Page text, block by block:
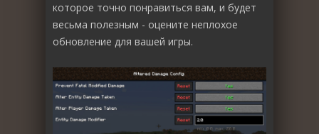
которое точно понравиться вам, и будет
весьма полезным - оцените неплохое
обновление для вашей игры.